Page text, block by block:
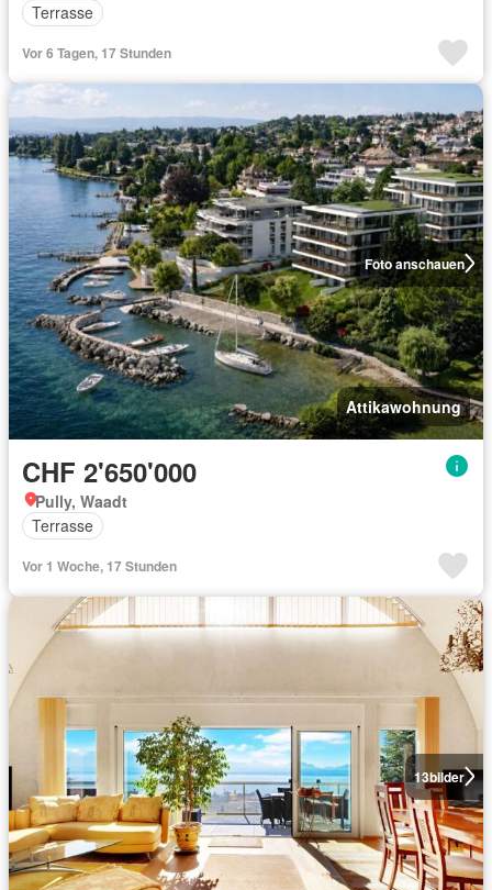
Terrasse
Vor 6 Tagen, 17 Stunden
Foto anschauen
Attikawohnung
CHF 2'650'000
Pully, Waadt
Terrasse
Vor 1 Woche, 17 Stunden
13bilder